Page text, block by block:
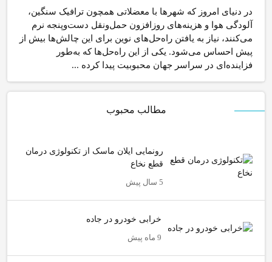
در دنیای امروز که شهرها با معضلاتی همچون ترافیک سنگین،
آلودگی هوا و هزینه‌های روزافزون حمل‌ونقل دست‌وپنجه نرم
می‌کنند، نیاز به یافتن راه‌حل‌های نوین برای این چالش‌ها بیش از
پیش احساس می‌شود. یکی از این راه‌حل‌ها که به‌طور
فزاینده‌ای در سراسر جهان محبوبیت پیدا کرده ...
مطالب محبوب
رونمایی ایلان ماسک از تکنولوژی درمان
قطع نخاع
5 سال پیش
خرابی خودرو در جاده
9 ماه پیش